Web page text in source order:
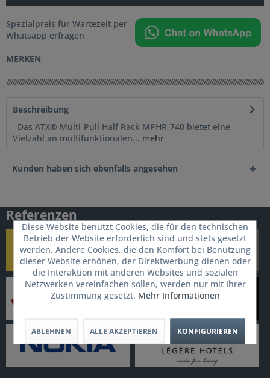
Spezialpreis für Wartezeit per
Whatsapp erfragen
MERKEN
Beschreibung
Das ATX® Multi-Pull Half Rack MPHR-740 bietet eine
Vielzahl an multifunktionalen... mehr
Kunden haben sich ebenfalls angesehen
Referenzen
Diese Website benutzt Cookies, die für den technischen
Betrieb der Website erforderlich sind und stets gesetzt
werden. Andere Cookies, die den Komfort bei Benutzung
dieser Website erhöhen, der Direktwerbung dienen oder
die Interaktion mit anderen Websites und sozialen
Netzwerken vereinfachen sollen, werden nur mit Ihrer
Zustimmung gesetzt. Mehr Informationen
ABLEHNEN ALLE AKZEPTIEREN KONFIGURIEREN